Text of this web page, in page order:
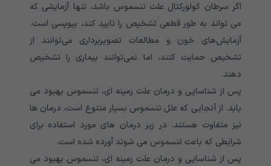
اگر سرطان کولورکتال علت تنسموس باشد، تنها آزمایشی که
می تواند به طور قطعی تشخیص را تایید کند، بیوپسی است.
آزمایش‌های خون و مطالعات تصویربرداری می‌توانند از
تشخیص حمایت کنند، اما نمی‌توانند بیماری را تشخیص
دهند.
پس از شناسایی و درمان علت زمینه ای، تنسموس بهبود می
یابد. از آنجایی که علل تنسموس بسیار متنوع است، درمان ها
نیز متفاوت هستند. در زیر درمان های مورد استفاده برای
شرایطی که باعث تنسموس می شوند آورده شده است.
پس از شناسایی و درمان علت زمینه ای، تنسموس بهبود می